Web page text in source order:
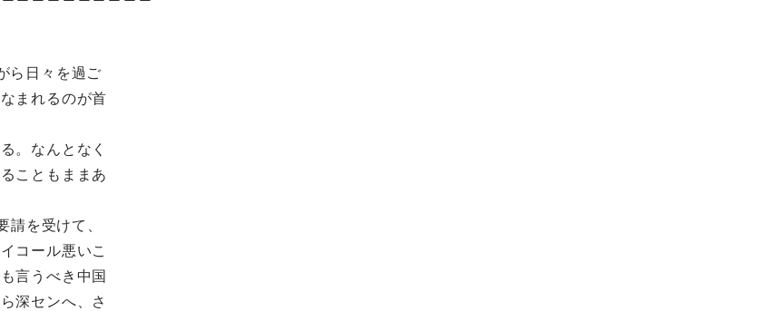
ら日々を過ご
まれるのが首
。なんとなく
こともままあ
を受けて、
コール悪いこ
言うべき中国
深センへ、さ